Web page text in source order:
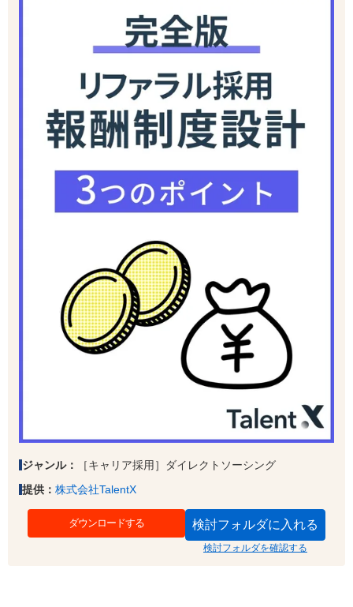
ジャンル：
［キャリア採用］ダイレクトソーシング
提供： 株式会社TalentX
ダウンロードする 検討フォルダに入れる
検討フォルダを確認する